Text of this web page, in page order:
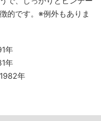
的です。※例外もありま
年
年
年